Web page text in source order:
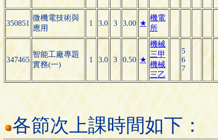
350851
微機電技術與
應用
1 3.0 3 3.00 ★
機電
所
347465
智能工廠專題
實務(一)
1 3.0 3 0.50 ★
機械
三甲
機械
三乙
5
6
7
各節次上課時間如下：